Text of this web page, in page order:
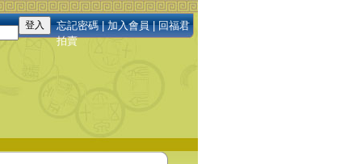
忘記密碼|加入會員|回福君
拍賣